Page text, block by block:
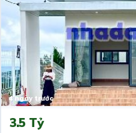
4 ngày trước
3.5 Tỷ